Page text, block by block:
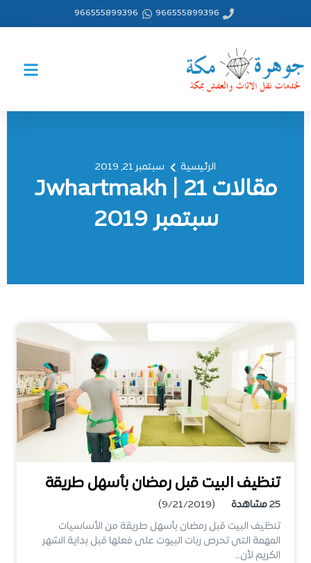
966555899396
966555899396
الرئيسية سبتمبر 21, 2019
مقالات Jwhartmakh | 21
سبتمبر 2019
تنظيف البيت قبل رمضان بأسهل طريقة
25مشاهدة
(9/21/2019)
تنظيف البيت قبل رمضان بأسهل طريقة من الأساسيات
المهمة التى تحرص ربات البيوت على فعلها قبل بداية الشهر
الكريم لأن…